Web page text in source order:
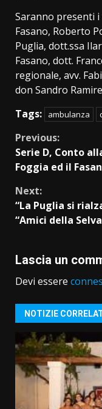
Saranno presenti
Fasano, Roberto
Puglia, dott.ssa
Fasano, dott.
regionale, avv.
don Sandro
Tags:
ambulanza
Continue
Reading
Previous:
Serie D, Conto
Foggia ed il
Next:
“La Puglia si
“Amici della
Lascia un
Devi essere
NOTIZIE